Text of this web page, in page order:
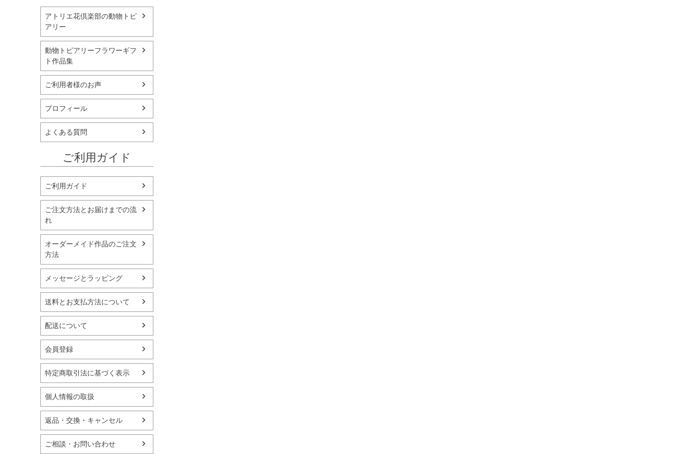
アトリエ花倶楽部の動物トピ
アリー
動物トピアリーフラワーギフ
ト作品集
ご利用者様のお声
プロフィール
よくある質問
ご利用ガイド
ご利用ガイド
ご注文方法とお届けまでの流
れ
オーダーメイド作品のご注文
方法
メッセージとラッピング
送料とお支払方法について
配送について
会員登録
特定商取引法に基づく表示
個人情報の取扱
返品・交換・キャンセル
ご相談・お問い合わせ